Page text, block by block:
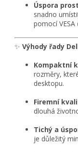
Úspora
snadno
pomocí VESA
✨ Výhody řady
Kompaktní
rozměry,
desktopu.
Firemní
dlouhá
Tichý a
je důležitý